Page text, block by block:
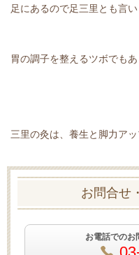
足にあるので足三里とも言
胃の調子を整えるツボでもあ
三里の灸は、養生と脚力アッ
お問合せ
お電話でのお